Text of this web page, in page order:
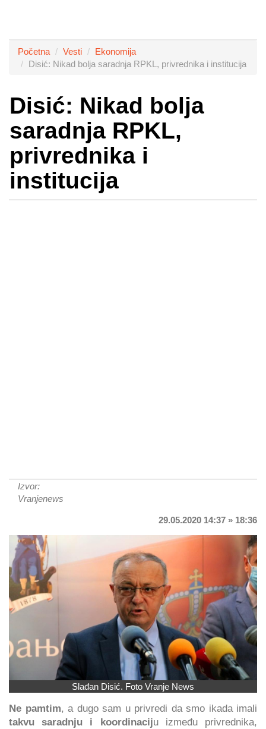
Početna Vesti
Ekonomija
Disić: Nikad bolja saradnja RPKL, privrednika i institucija
Disić: Nikad bolja
saradnja RPKL,
privrednika i
institucija
Izvor:
Vranjenews
29.05.2020 14:37 » 18:36
Slađan Disić. Foto Vranje News
Ne pamtim, a dugo sam u privredi da smo ikada imali
takvu saradnju i koordinaciju između privrednika,